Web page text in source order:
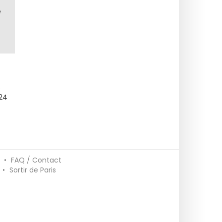
• FAQ / Contact
• Sortir de Paris